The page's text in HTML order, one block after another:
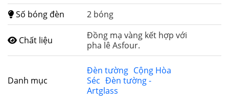
Số bóng đèn
2 bóng
Chất liệu
Đồng mạ vàng kết hợp với
pha lê Asfour.
Danh mục
Đèn tường Cộng Hòa
Séc Đèn tường -
Artglass